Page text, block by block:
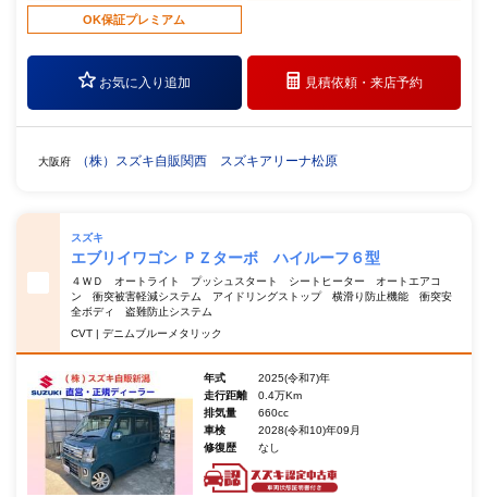
OK保証プレミアム
お気に入り追加 見積依頼・来店予約
大阪府 （株）スズキ自販関西 スズキアリーナ松原
スズキ
エブリイワゴン ＰＺターボ ハイルーフ６型
４ＷＤ オートライト プッシュスタート シートヒーター オートエアコ
ン 衝突被害軽減システム アイドリングストップ 横滑り防止機能 衝突安
全ボディ 盗難防止システム
CVT | デニムブルーメタリック
年式
2025(令和7)年
走行距離
0.4万Km
排気量
660cc
車検
2028(令和10)年09月
修復歴
なし